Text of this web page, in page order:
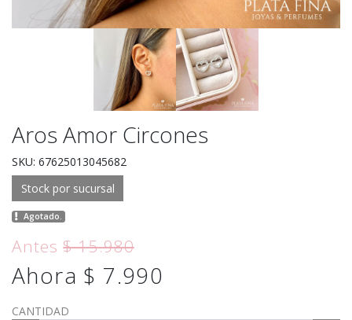
Aros Amor Circones
SKU: 67625013045682
Stock por sucursal
Agotado.
Antes$ 15.980
Ahora $ 7.990
CANTIDAD